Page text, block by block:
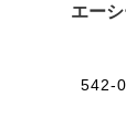
エー
542-